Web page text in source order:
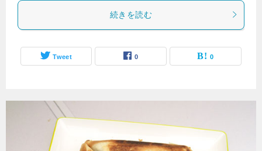
続きを読む
Tweet 0 0